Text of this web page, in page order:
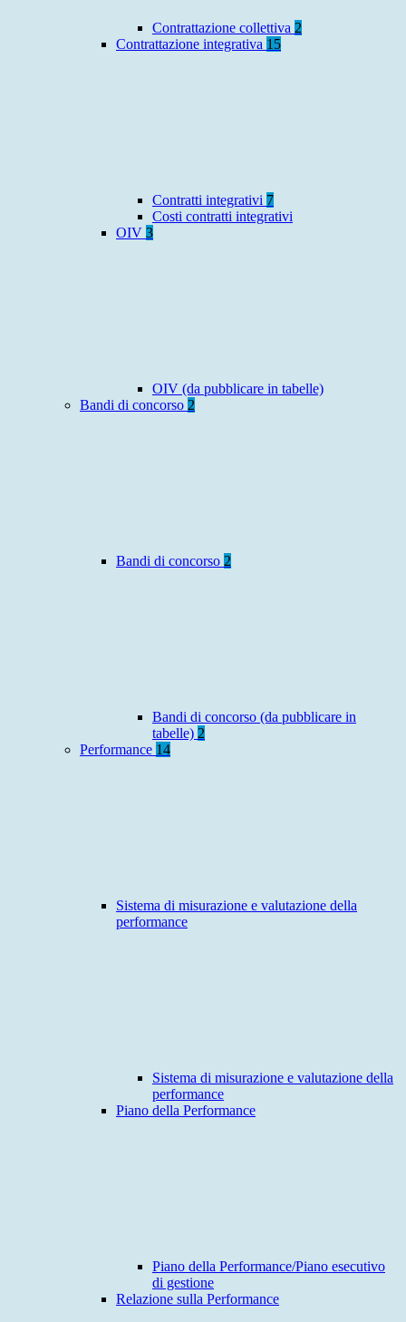
Contrattazione collettiva 2
Contrattazione integrativa 15
Contratti integrativi 7
Costi contratti integrativi
OIV 3
OIV (da pubblicare in tabelle)
Bandi di concorso 2
Bandi di concorso 2
Bandi di concorso (da pubblicare in
tabelle) 2
Performance 14
Sistema di misurazione e valutazione della
performance
Sistema di misurazione e valutazione della
performance
Piano della Performance
Piano della Performance/Piano esecutivo
di gestione
Relazione sulla Performance